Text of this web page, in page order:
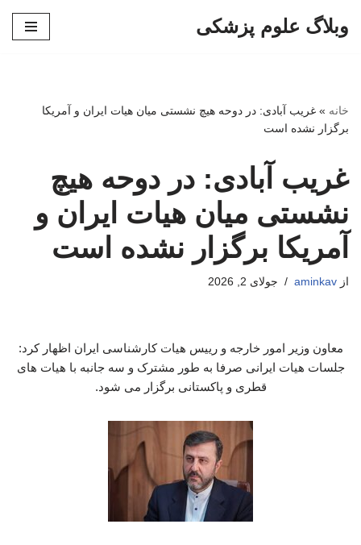
وبلاگ علوم پزشکی
خانه » غریب آبادی: در دوحه هیچ نشستی میان هیات ایران و آمریکا
برگزار نشده است
غریب آبادی: در دوحه هیچ
نشستی میان هیات ایران و
آمریکا برگزار نشده است
از aminkav جولای 2, 2026
معاون وزیر امور خارجه و رییس هیات کارشناسی ایران اظهار کرد:
جلسات هیات ایرانی صرفا به طور مشترک و سه جانبه با هیات های
قطری و پاکستانی برگزار می شود.